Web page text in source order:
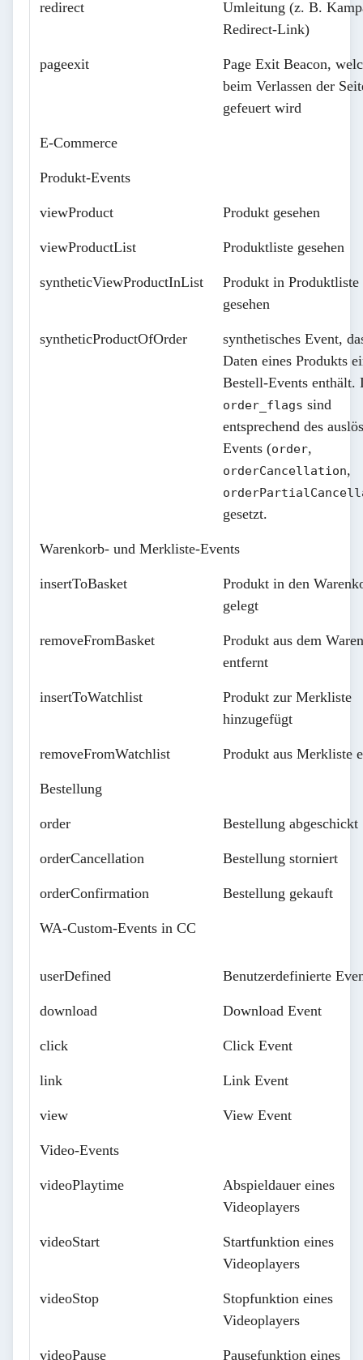
redirect
Umleitung (z. B.
Redirect-Link)
pageexit
Page Exit Beacon,
beim Verlassen der
gefeuert wird
E-Commerce
Produkt-Events
viewProduct Produkt gesehen
viewProductList Produktliste gesehen
syntheticViewProductInList
Produkt in Produktliste
gesehen
syntheticProductOfOrder
synthetisches Event,
Daten eines Produkts
Bestell-Events enthält.
order_flags sind
entsprechend des
Events (order,
orderCancellation,
gesetzt.
Warenkorb- und Merkliste-Events
insertToBasket
Produkt in den
gelegt
removeFromBasket
Produkt aus dem
entfernt
insertToWatchlist
Produkt zur Merkliste
hinzugefügt
removeFromWatchlist Produkt aus Merkliste
Bestellung
order Bestellung abgeschickt
orderCancellation Bestellung storniert
orderConfirmation Bestellung gekauft
WA-Custom-Events in CC
userDefined Benutzerdefinierte
download Download Event
click Click Event
link Link Event
view View Event
Video-Events
videoPlaytime
Abspieldauer eines
Videoplayers
videoStart
Startfunktion eines
Videoplayers
videoStop
Stopfunktion eines
Videoplayers
videoPause Pausefunktion eines